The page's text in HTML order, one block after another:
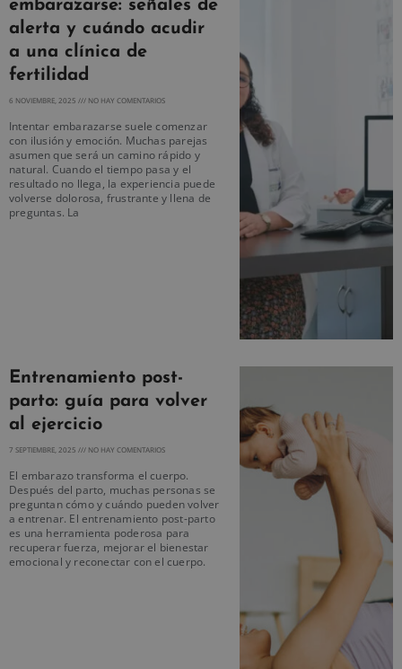
embarazarse: señales de
alerta y cuándo acudir
a una clínica de
fertilidad
6 NOVIEMBRE, 2025 NO HAY COMENTARIOS
Intentar embarazarse suele comenzar
con ilusión y emoción. Muchas parejas
asumen que será un camino rápido y
natural. Cuando el tiempo pasa y el
resultado no llega, la experiencia puede
volverse dolorosa, frustrante y llena de
preguntas. La
Entrenamiento post-
parto: guía para volver
al ejercicio
7 SEPTIEMBRE, 2025 NO HAY COMENTARIOS
El embarazo transforma el cuerpo.
Después del parto, muchas personas se
preguntan cómo y cuándo pueden volver
a entrenar. El entrenamiento post-parto
es una herramienta poderosa para
recuperar fuerza, mejorar el bienestar
emocional y reconectar con el cuerpo.